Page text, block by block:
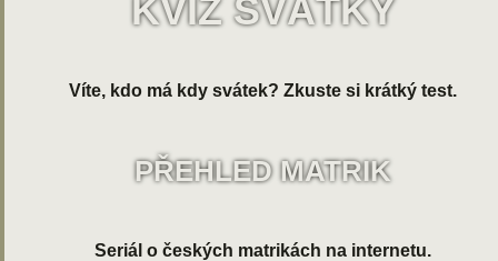
KVÍZ SVÁTKY
Víte, kdo má kdy svátek? Zkuste si krátký test.
PŘEHLED MATRIK
Seriál o českých matrikách na internetu.